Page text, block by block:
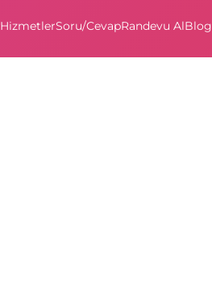
HizmetlerSoru/CevapRandevu AlBlog